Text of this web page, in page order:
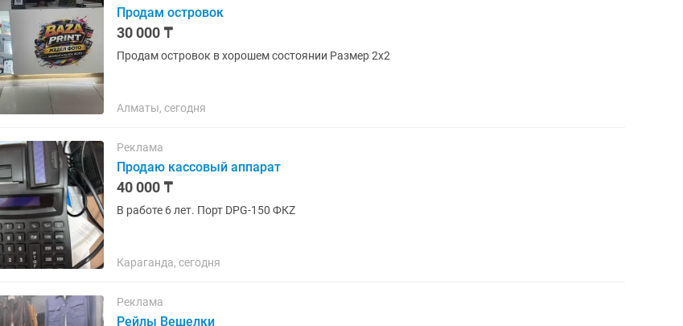
Продам островок
30 000 ₸
Продам островок в хорошем состоянии Размер 2х2
Алматы, сегодня
Реклама
Продаю кассовый аппарат
40 000 ₸
В работе 6 лет. Порт DPG-150 ФКZ
Караганда, сегодня
Реклама
Рейлы Вешелки